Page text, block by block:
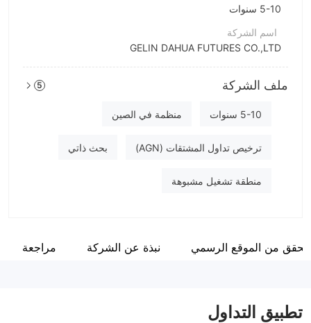
5-10 سنوات
اسم الشركة
GELIN DAHUA FUTURES CO.,LTD
اختصار الشركة
Gelin Dahua
موظفو الشركة
ملف الشركة 5
5-10 سنوات منظمة في الصين
ترخيص تداول المشتقات (AGN) بحث ذاتي
منطقة تشغيل مشبوهة
من الموقع الرسمي نبذة عن الشركة مراجعة
تطبيق التداول